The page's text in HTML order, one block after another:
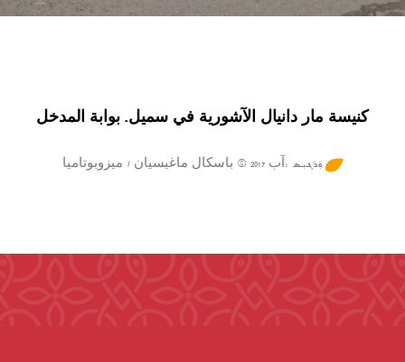
كنيسة مار دانيال الآشورية في سميل. بوابة المدخل
ܼܘܲܪܓܝܼܣ :آب 2017 © باسكال ماغيسيان / ميزوبوتاميا